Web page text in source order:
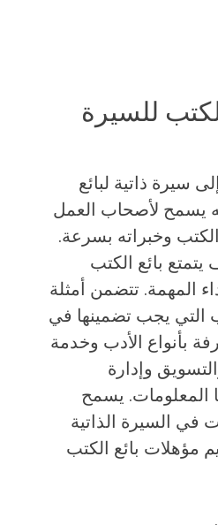
للسيرة
سيرة ذاتية لبائع
يسمح لأصحاب العمل
الكتب وخبراته بسرعة.
بائع الكتب
المهمة. تتضمن أمثلة
التي يجب تضمينها في
بأنواع الأدب وخدمة
وإدارة
المعلومات. يسمح
في السيرة الذاتية
مؤهلات بائع الكتب